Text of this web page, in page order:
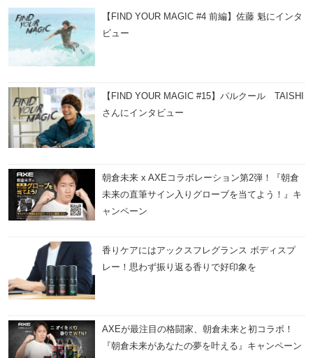
【FIND YOUR MAGIC #4 前編】佐藤 魁にインタ
ビュー
【FIND YOUR MAGIC #15】パルクール TAISHI
さんにインタビュー
朝倉未来 x AXEコラボレーション第2弾！『朝倉
未来の直筆サイン入りグローブを当てよう！』キ
ャンペーン
香りケアにはアックスフレグランス ボディスプ
レー！思わず振り返る香りで好印象を
AXEが最注目の格闘家、朝倉未来と初コラボ！
『朝倉未来があなたの夢を叶える』キャンペーン